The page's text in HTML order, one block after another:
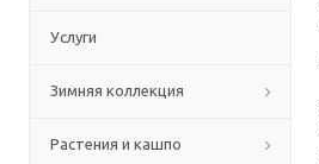
Услуги
Зимняя коллекция
Растения и кашпо